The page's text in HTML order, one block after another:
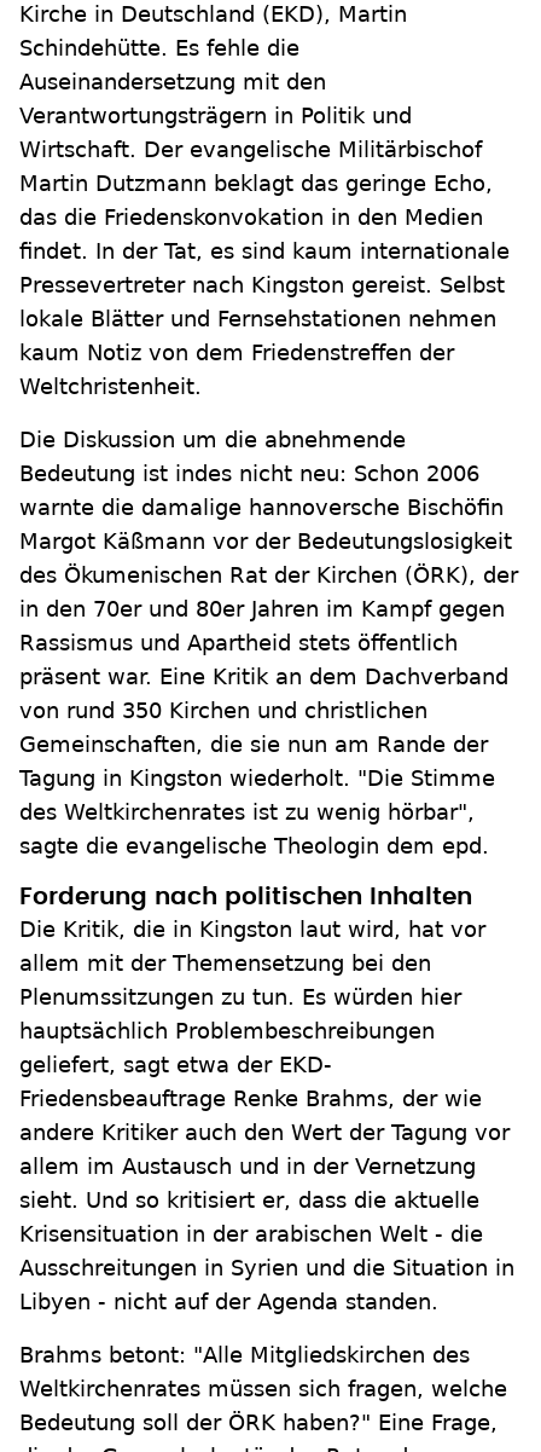
Kirche in Deutschland (EKD), Martin
Schindehütte. Es fehle die
Auseinandersetzung mit den
Verantwortungsträgern in Politik und
Wirtschaft. Der evangelische Militärbischof
Martin Dutzmann beklagt das geringe Echo,
das die Friedenskonvokation in den Medien
findet. In der Tat, es sind kaum internationale
Pressevertreter nach Kingston gereist. Selbst
lokale Blätter und Fernsehstationen nehmen
kaum Notiz von dem Friedenstreffen der
Weltchristenheit.
Die Diskussion um die abnehmende
Bedeutung ist indes nicht neu: Schon 2006
warnte die damalige hannoversche Bischöfin
Margot Käßmann vor der Bedeutungslosigkeit
des Ökumenischen Rat der Kirchen (ÖRK), der
in den 70er und 80er Jahren im Kampf gegen
Rassismus und Apartheid stets öffentlich
präsent war. Eine Kritik an dem Dachverband
von rund 350 Kirchen und christlichen
Gemeinschaften, die sie nun am Rande der
Tagung in Kingston wiederholt. "Die Stimme
des Weltkirchenrates ist zu wenig hörbar",
sagte die evangelische Theologin dem epd.
Forderung nach politischen Inhalten
Die Kritik, die in Kingston laut wird, hat vor
allem mit der Themensetzung bei den
Plenumssitzungen zu tun. Es würden hier
hauptsächlich Problembeschreibungen
geliefert, sagt etwa der EKD-
Friedensbeauftrage Renke Brahms, der wie
andere Kritiker auch den Wert der Tagung vor
allem im Austausch und in der Vernetzung
sieht. Und so kritisiert er, dass die aktuelle
Krisensituation in der arabischen Welt - die
Ausschreitungen in Syrien und die Situation in
Libyen - nicht auf der Agenda standen.
Brahms betont: "Alle Mitgliedskirchen des
Weltkirchenrates müssen sich fragen, welche
Bedeutung soll der ÖRK haben?" Eine Frage,